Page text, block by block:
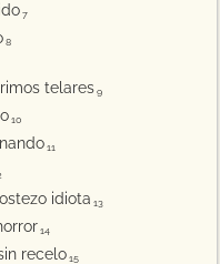
7
8
telares 9
10
11
idiota 13
14
recelo 15